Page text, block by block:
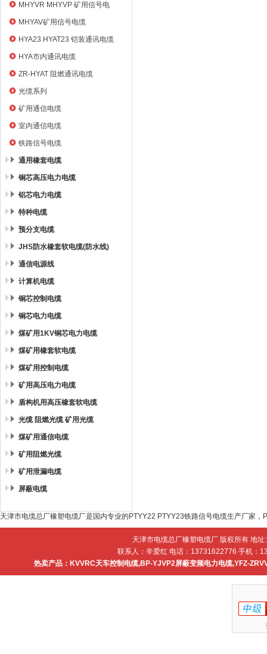
MHYVR MHYVP 矿用信号电
缆
MHYAV矿用信号电缆
HYA23 HYAT23 铠装通讯电缆
HYA市内通讯电缆
ZR-HYAT 阻燃通讯电缆
光缆系列
矿用通信电缆
室内通信电缆
铁路信号电缆
通用橡套电缆
铜芯高压电力电缆
铝芯电力电缆
特种电缆
预分支电缆
JHS防水橡套软电缆(防水线)
通信电源线
计算机电缆
铜芯控制电缆
铜芯电力电缆
煤矿用1KV铜芯电力电缆
煤矿用橡套软电缆
煤矿用控制电缆
矿用高压电力电缆
盾构机用高压橡套软电缆
光缆 阻燃光缆 矿用光缆
煤矿用通信电缆
矿用阻燃光缆
矿用泄漏电缆
屏蔽电缆
天津市电缆总厂橡塑电缆厂是国内专业的PTYY22 PTYY23铁路信号电缆生产厂家
天津市电缆总厂橡塑电缆厂 版权所有 地
联系人：辛爱红 电话：13731622776 手机：
热卖产品： KVVRC天车控制电缆,BP-YJVP2屏蔽变频电力电缆,YFZ-